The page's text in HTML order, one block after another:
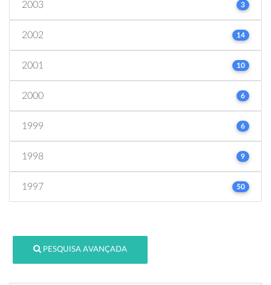
2003 3
2002 14
2001 10
2000 6
1999 6
1998 9
1997 50
PESQUISA AVANÇADA